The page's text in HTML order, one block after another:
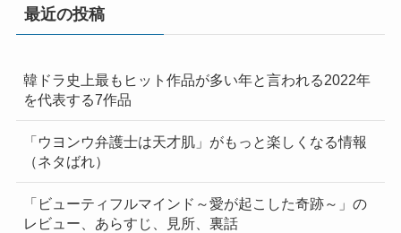
最近の投稿
韓ドラ史上最もヒット作品が多い年と言われる2022年
を代表する7作品
「ウヨンウ弁護士は天才肌」がもっと楽しくなる情報
（ネタばれ）
「ビューティフルマインド～愛が起こした奇跡～」の
レビュー、あらすじ、見所、裏話